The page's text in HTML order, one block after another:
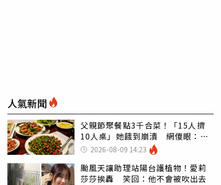
人氣新聞
父親節聚餐點3千合菜！「15人擠
10人桌」她餓到崩潰 網傻眼：讓
店家看笑話
2026-08-09 14:23
颱風天讓助理站陽台護植物！愛莉
莎莎挨轟 笑回：他不會被吹出去